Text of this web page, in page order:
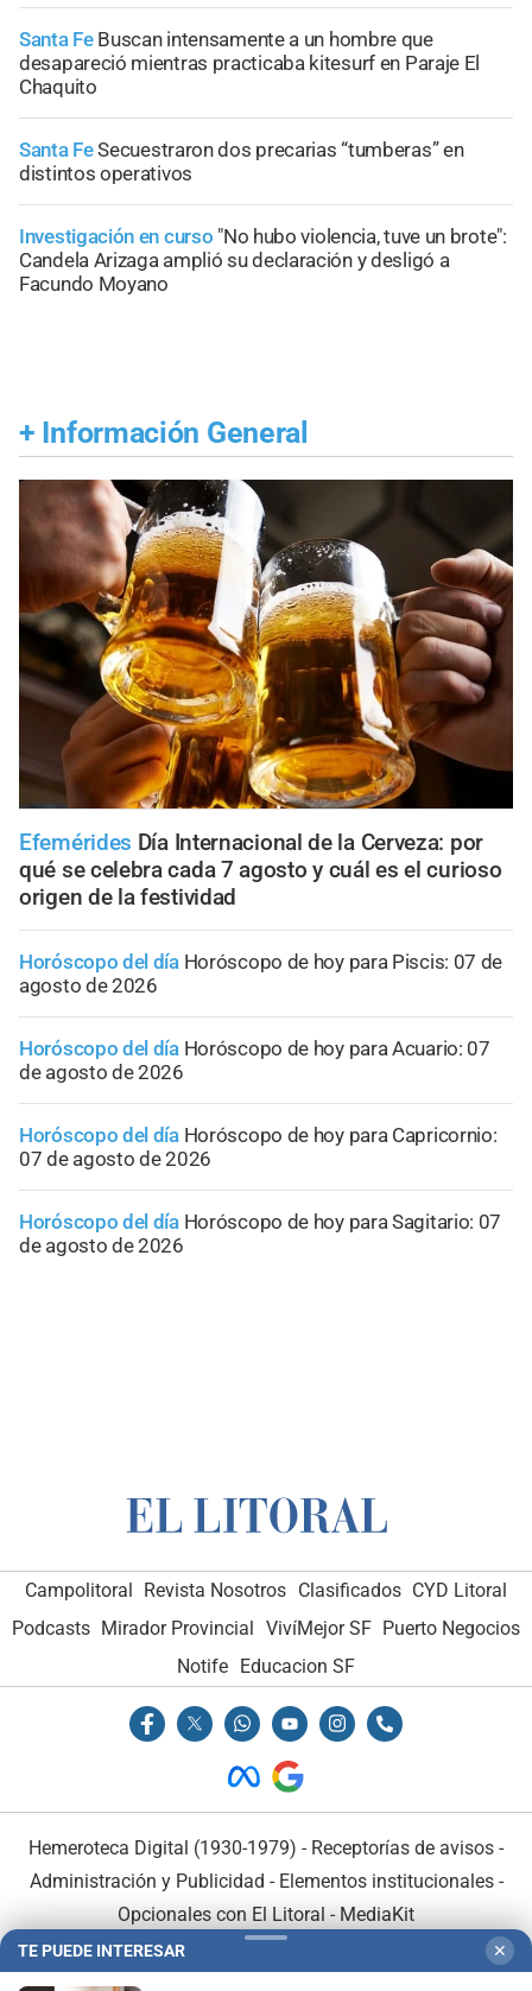
Santa Fe Buscan intensamente a un hombre que
desapareció mientras practicaba kitesurf en Paraje El
Chaquito
Santa FeSecuestraron dos precarias “tumberas” en
distintos operativos
Investigación en curso "No hubo violencia, tuve un brote":
Candela Arizaga amplió su declaración y desligó a
Facundo Moyano
+ Información General
Efemérides Día Internacional de la Cerveza: por
qué se celebra cada 7 agosto y cuál es el curioso
origen de la festividad
Horóscopo del día Horóscopo de hoy para Piscis: 07 de
agosto de 2026
Horóscopo del día Horóscopo de hoy para Acuario: 07
de agosto de 2026
Horóscopo del día Horóscopo de hoy para Capricornio:
07 de agosto de 2026
Horóscopo del día Horóscopo de hoy para Sagitario: 07
de agosto de 2026
Campolitoral Revista Nosotros Clasificados CYD Litoral
Podcasts Mirador Provincial VivíMejor SF Puerto Negocios
Notife Educacion SF
Hemeroteca Digital (1930-1979) - Receptorías de avisos -
Administración y Publicidad - Elementos institucionales-
Opcionales con El Litoral - MediaKit
TE PUEDE INTERESAR ✕